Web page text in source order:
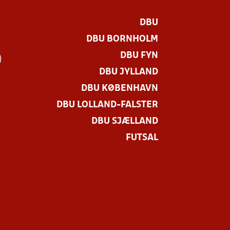
DBU
DBU BORNHOLM
DBU FYN
DBU JYLLAND
DBU KØBENHAVN
DBU LOLLAND-FALSTER
DBU SJÆLLAND
FUTSAL